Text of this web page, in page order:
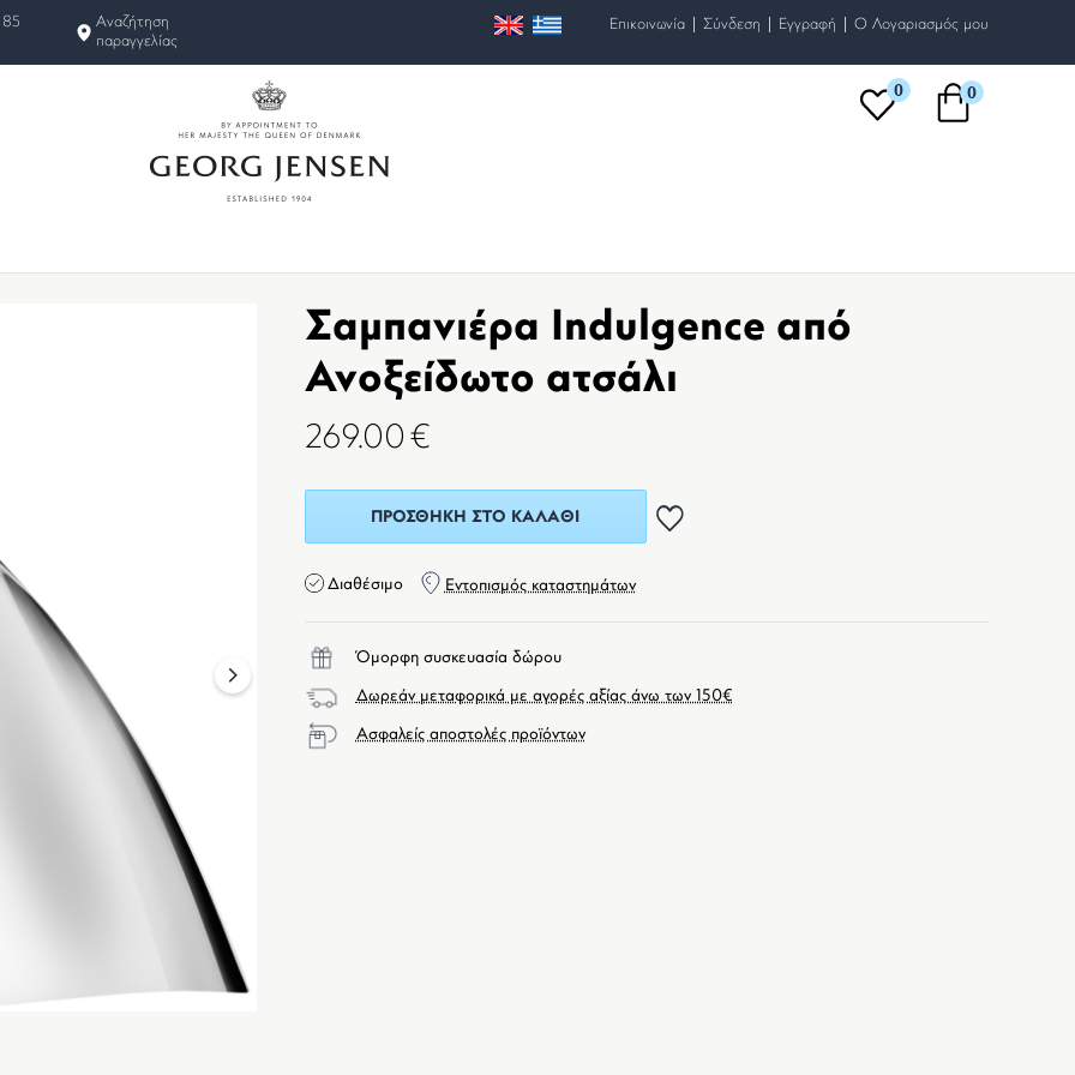
85
Αναζήτηση
παραγγελίας
Επικοινωνία | Σύνδεση | Εγγραφή | O Λογαριασμός μου
0 0
next
Σαμπανιέρα Indulgence από
Ανοξείδωτο ατσάλι
269.00 €
ΠΡΟΣΘΉΚΗ ΣΤΟ ΚΑΛΆΘΙ
Διαθέσιμο Εντοπισμός καταστημάτων
Όμορφη συσκευασία δώρου
Δωρεάν μεταφορικά με αγορές αξίας άνω των 150€
Ασφαλείς αποστολές προϊόντων